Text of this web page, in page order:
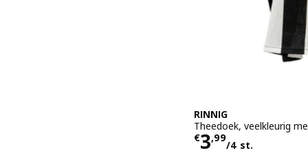
RINNIG
Theedoek, veelkleurig
€3,99
/4 st.
Prijs € 3,99/